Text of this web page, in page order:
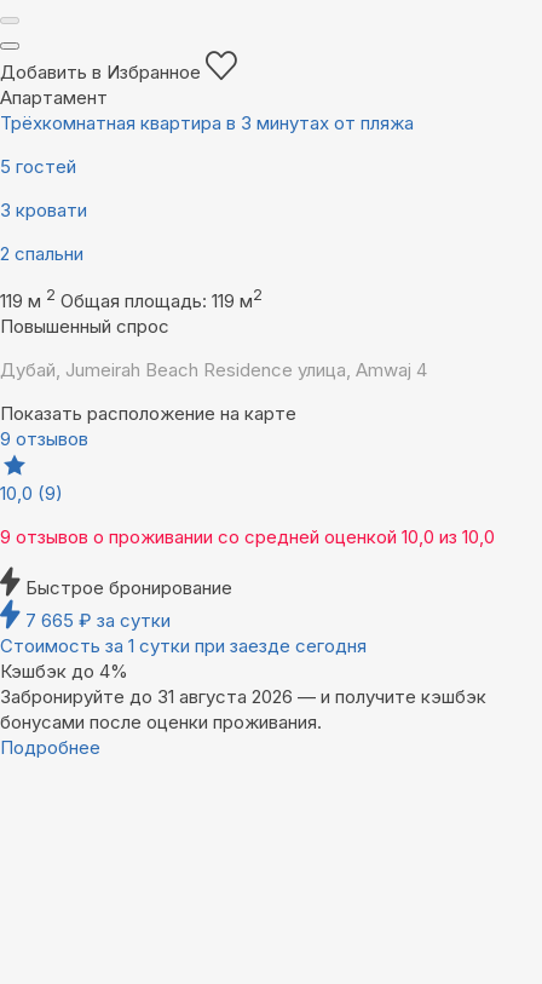
Добавить в Избранное
Апартамент
Трёхкомнатная квартира в 3 минутах от пляжа
5 гостей
3 кровати
2 спальни
119 м 2 Общая площадь: 119 м2
Повышенный спрос
Дубай, Jumeirah Beach Residence улица, Amwaj 4
Показать расположение на карте
9 отзывов
10,0 (9)
9 отзывов о проживании со средней оценкой 10,0 из 10,0
Быстрое бронирование
7 665 ₽ за сутки
Стоимость за 1 сутки при заезде сегодня
Кэшбэк до 4%
Забронируйте до 31 августа 2026 — и получите кэшбэк
бонусами после оценки проживания.
Подробнее